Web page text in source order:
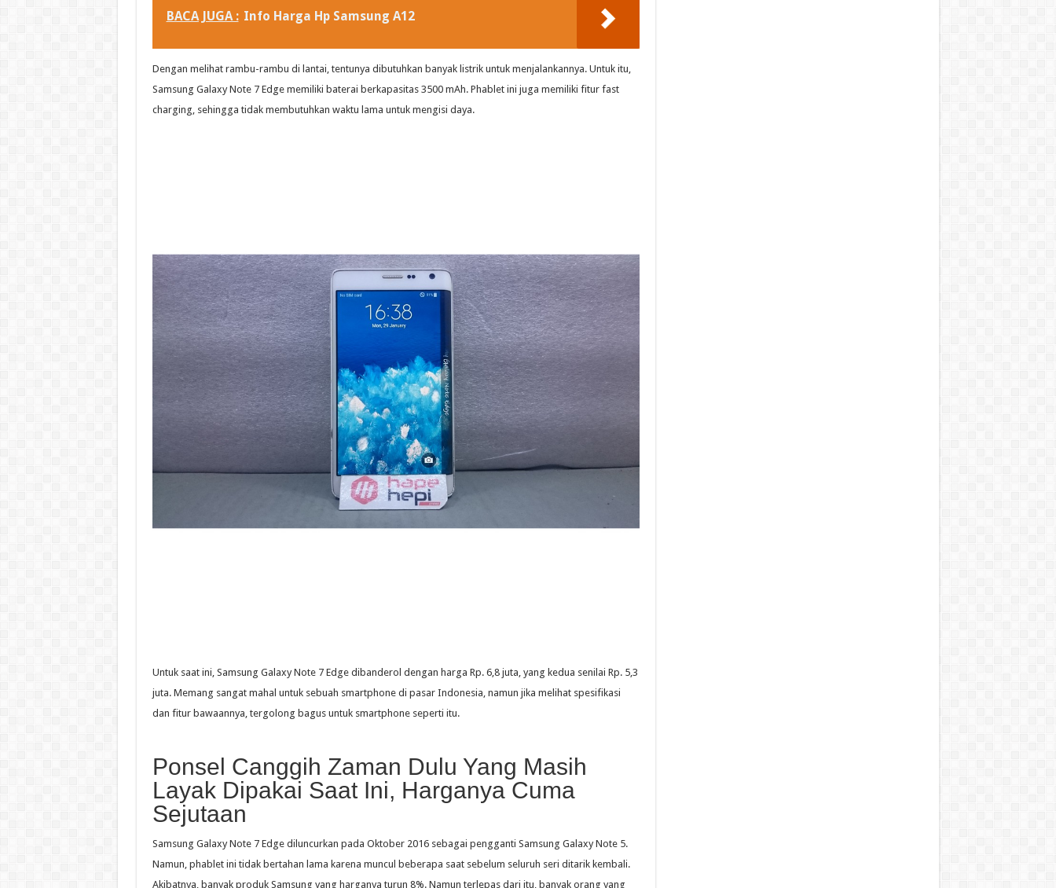
BACA JUGA : Info Harga Hp Samsung A12
Dengan melihat rambu-rambu di lantai, tentunya dibutuhkan banyak listrik untuk menjalankannya. Untuk itu,
Samsung Galaxy Note 7 Edge memiliki baterai berkapasitas 3500 mAh. Phablet ini juga memiliki fitur fast
charging, sehingga tidak membutuhkan waktu lama untuk mengisi daya.
Untuk saat ini, Samsung Galaxy Note 7 Edge dibanderol dengan harga Rp. 6,8 juta, yang kedua senilai Rp. 5,3
juta. Memang sangat mahal untuk sebuah smartphone di pasar Indonesia, namun jika melihat spesifikasi
dan fitur bawaannya, tergolong bagus untuk smartphone seperti itu.
Ponsel Canggih Zaman Dulu Yang Masih
Layak Dipakai Saat Ini, Harganya Cuma
Sejutaan
Samsung Galaxy Note 7 Edge diluncurkan pada Oktober 2016 sebagai pengganti Samsung Galaxy Note 5.
Namun, phablet ini tidak bertahan lama karena muncul beberapa saat sebelum seluruh seri ditarik kembali.
Akibatnya, banyak produk Samsung yang harganya turun 8%. Namun terlepas dari itu, banyak orang yang